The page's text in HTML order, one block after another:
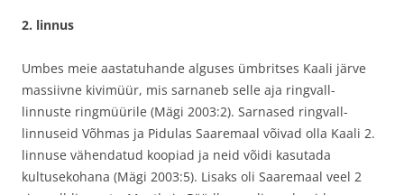
2. linnus
Umbes meie aastatuhande alguses ümbritses Kaali järve
massiivne kivimüür, mis sarnaneb selle aja ringvall-
linnuste ringmüürile (Mägi 2003:2). Sarnased ringvall-
linnuseid Võhmas ja Pidulas Saaremaal võivad olla Kaali 2.
linnuse vähendatud koopiad ja neid võidi kasutada
kultusekohana (Mägi 2003:5). Lisaks oli Saaremaal veel 2